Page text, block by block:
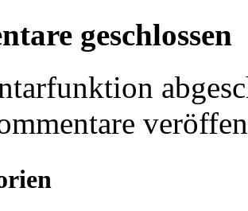
geschlossen